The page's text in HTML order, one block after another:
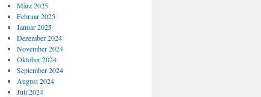
März 2025
Februar 2025
Januar 2025
Dezember 2024
November 2024
Oktober 2024
September 2024
August 2024
Juli 2024